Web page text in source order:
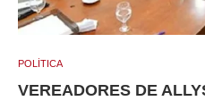
POLÍTICA
VEREADORES DE